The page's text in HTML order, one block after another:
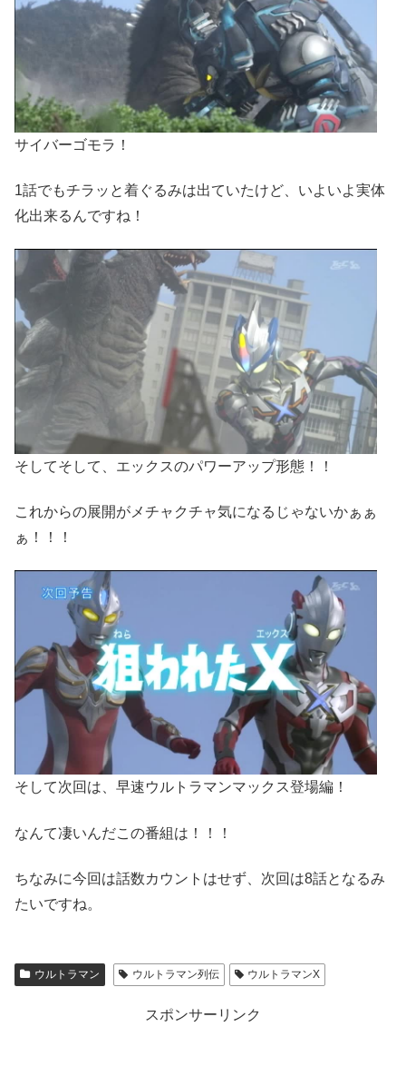
サイバーゴモラ！
1話でもチラッと着ぐるみは出ていたけど、いよいよ実体
化出来るんですね！
そしてそして、エックスのパワーアップ形態！！
これからの展開がメチャクチャ気になるじゃないかぁぁ
ぁ！！！
そして次回は、早速ウルトラマンマックス登場編！
なんて凄いんだこの番組は！！！
ちなみに今回は話数カウントはせず、次回は8話となるみ
たいですね。
ウルトラマン ウルトラマン列伝 ウルトラマンX
スポンサーリンク